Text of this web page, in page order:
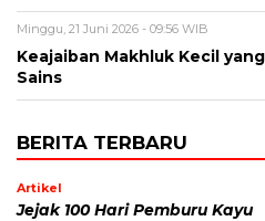
Minggu, 21 Juni 2026 - 09:56 WIB
Keajaiban Makhluk Kecil
Sains
BERITA TERBARU
Artikel
Jejak 100 Hari Pemburu Kayu